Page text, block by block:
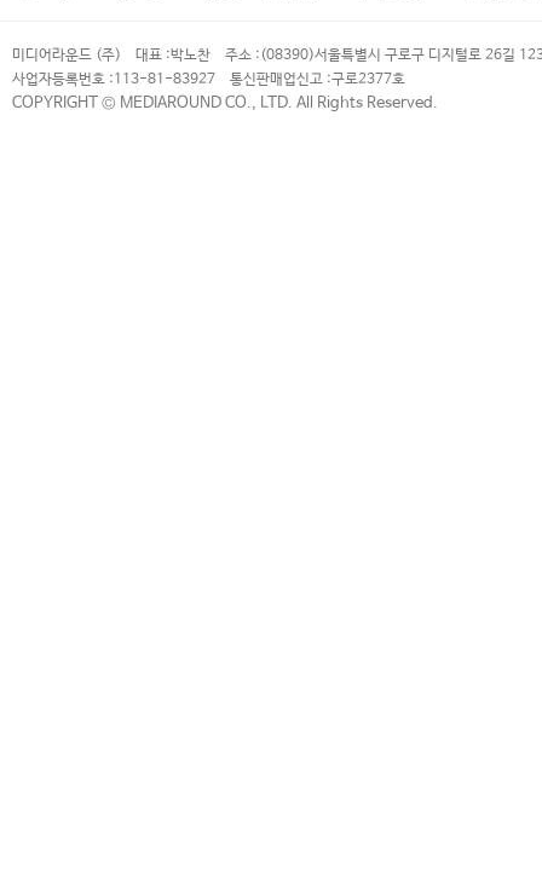
미디어라운드 (주) 대표 :박노찬 주소 : (08390)서울특별시 구로구 디지털로 26길
사업자등록번호 :113-81-83927 통신판매업신고 :구로2377호
COPYRIGHT © MEDIAROUND CO., LTD. All Rights Reserved.